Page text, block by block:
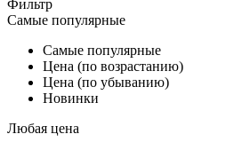
Фильтр
Самые популярные
Самые популярные
Цена (по возрастанию)
Цена (по убыванию)
Новинки
Любая цена